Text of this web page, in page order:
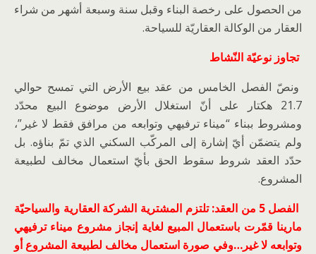
من الحصول على رخصة البناء وقبل سنة وسبعة أشهر من شراء
العقار من الوكالة العقاريّة للسياحة.
تجاوز نوعيّة النّشاط
ونصّ الفصل الخامس من عقد بيع الأرض التي تمسح حوالي
21.7 هكتار على أنّ استغلال الأرض موضوع البيع محدّد
ومشروط ببناء “ميناء ترفيهي وتوابعه من مرافق فقط لا غير”،
ولم يتضمّن أيّ إشارة إلى المركّب السكني الذي تمّ بناؤه. بل
حدّد العقد شروط سقوط الحق بأيّ استعمال مخالف لطبيعة
المشروع.
الفصل 5 من العقد: تلتزم المشترية الشركة العقارية والسياحيّة
مارينا قمّرت باستعمال المبيع لغاية إنجاز مشروع ميناء ترفيهي
وتوابعه لا غير…وفي صورة استعمال مخالف لطبيعة المشروع أو